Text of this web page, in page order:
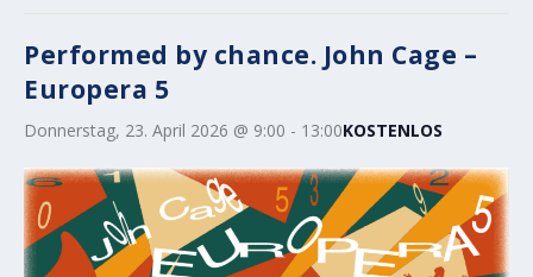
Performed by chance. John Cage –
Europera 5
Donnerstag, 23. April 2026 @ 9:00 - 13:00KOSTENLOS